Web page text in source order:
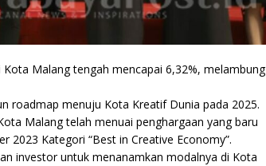
Malang tengah mencapai 6,32%, melambung
roadmap menuju Kota Kreatif Dunia pada 2025.
Malang telah menuai penghargaan yang baru
2023 Kategori “Best in Creative Economy”.
investor untuk menanamkan modalnya di Kota